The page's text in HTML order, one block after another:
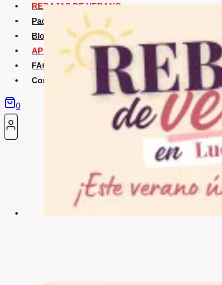
REBAJAS DE VERANO
Packs Verano
Blog
APP La Tribu
FAQS
Contacto
0